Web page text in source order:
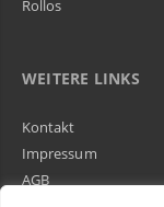
Rollos
WEITERE LINKS
Kontakt
Impressum
AGB